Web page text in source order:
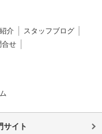
介
スタッフブログ
合せ
サイト